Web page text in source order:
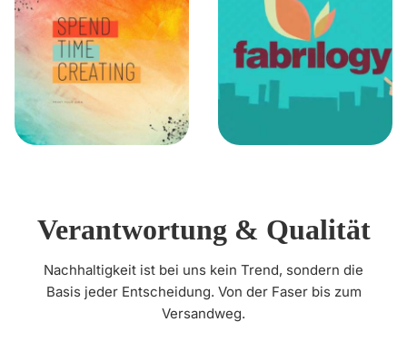
Verantwortung & Qualität
Nachhaltigkeit ist bei uns kein Trend, sondern die
Basis jeder Entscheidung. Von der Faser bis zum
Versandweg.